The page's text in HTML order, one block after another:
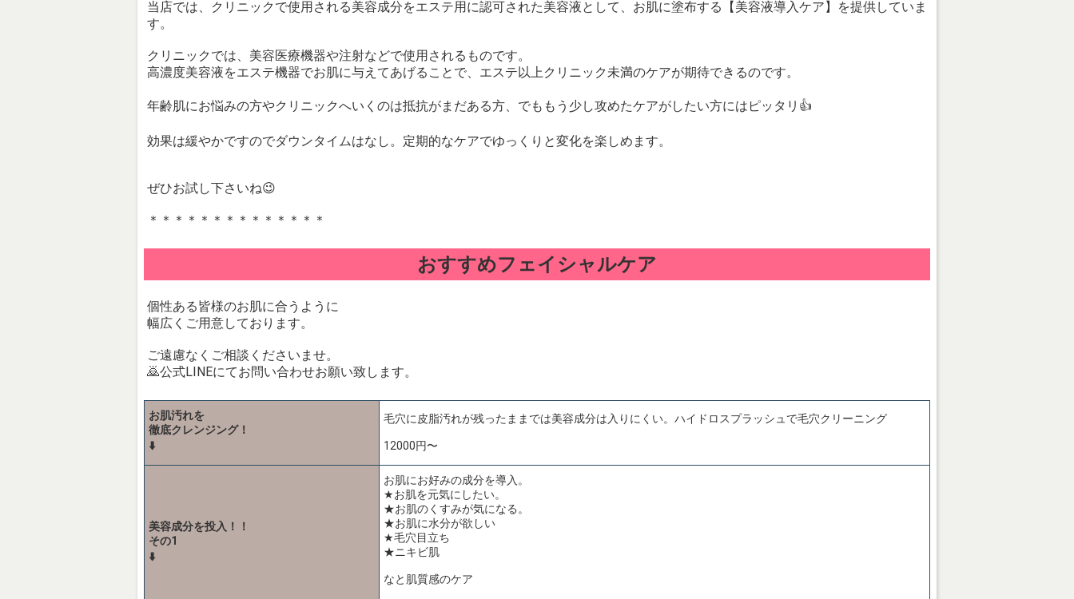
当店では、クリニックで使用される美容成分をエステ用に認可された美容液として、お肌に塗布する【美容液導入ケア】を提供していま
す。
クリニックでは、美容医療機器や注射などで使用されるものです。
高濃度美容液をエステ機器でお肌に与えてあげることで、エステ以上クリニック未満のケアが期待できるのです。
年齢肌にお悩みの方やクリニックへいくのは抵抗がまだある方、でももう少し攻めたケアがしたい方にはピッタリ👍
効果は緩やかですのでダウンタイムはなし。定期的なケアでゆっくりと変化を楽しめます。
ぜひお試し下さいね😉
＊＊＊＊＊＊＊＊＊＊＊＊＊＊
おすすめフェイシャルケア
個性ある皆様のお肌に合うように
幅広くご用意しております。
ご遠慮なくご相談くださいませ。
🙇公式LINEにてお問い合わせお願い致します。
お肌汚れを
徹底クレンジング！
⬇️
毛穴に皮脂汚れが残ったままでは美容成分は入りにくい。ハイドロスプラッシュで毛穴クリーニング
12000円〜
美容成分を投入！！
その1
⬇️
お肌にお好みの成分を導入。
★お肌を元気にしたい。
★お肌のくすみが気になる。
★お肌に水分が欲しい
★毛穴目立ち
★ニキビ肌
なと肌質感のケア